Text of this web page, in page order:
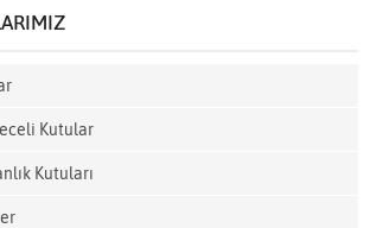
Kutular
Kutuları